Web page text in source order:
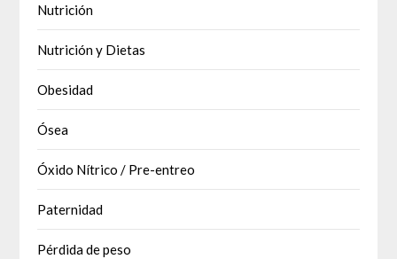
Nutrición
Nutrición y Dietas
Obesidad
Ósea
Óxido Nítrico / Pre-entreo
Paternidad
Pérdida de peso